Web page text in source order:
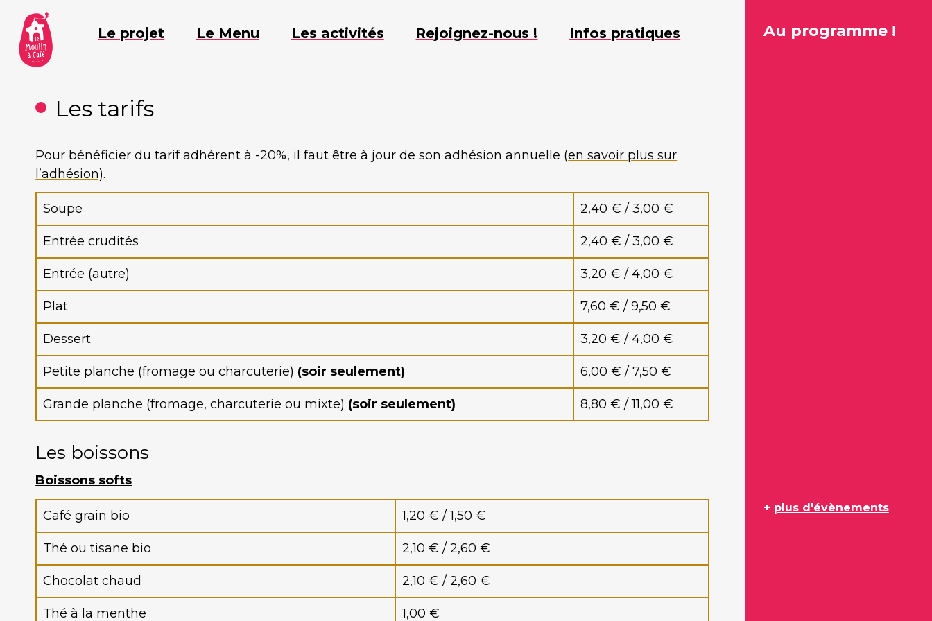
contenu
Le projet Le Menu Les activités Rejoignez-nous ! Infos pratiques
Les tarifs
Pour bénéficier du tarif adhérent à -20%, il faut être à jour de son adhésion annuelle (en savoir plus sur
l’adhésion).
Soupe 2,40 € / 3,00 €
Entrée crudités 2,40 € / 3,00 €
Entrée (autre) 3,20 € / 4,00 €
Plat 7,60 € / 9,50 €
Dessert 3,20 € / 4,00 €
Petite planche (fromage ou charcuterie) (soir seulement) 6,00 € / 7,50 €
Grande planche (fromage, charcuterie ou mixte) (soir seulement) 8,80 € / 11,00 €
Les boissons
Boissons softs
Café grain bio 1,20 € / 1,50 €
Thé ou tisane bio 2,10 € / 2,60 €
Chocolat chaud 2,10 € / 2,60 €
Thé à la menthe 1,00 €
Au programme !
+ plus d'évènements